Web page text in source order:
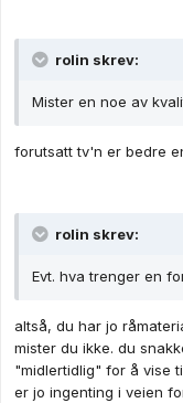
rolin skrev:
Mister en noe av
forutsatt tv'n er bedre
rolin skrev:
Evt. hva trenger en
altså, du har jo
mister du ikke. du
"midlertidlig" for å vise
er jo ingenting i veien